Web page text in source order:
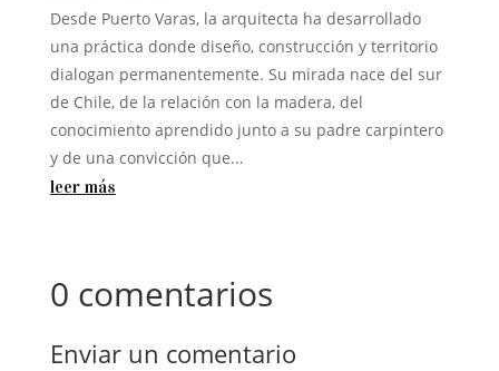
Desde Puerto Varas, la arquitecta ha desarrollado
una práctica donde diseño, construcción y territorio
dialogan permanentemente. Su mirada nace del sur
de Chile, de la relación con la madera, del
conocimiento aprendido junto a su padre carpintero
y de una convicción que...
leer más
0 comentarios
Enviar un comentario